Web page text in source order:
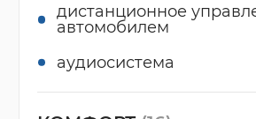
дистанционное
автомобилем
аудиосистема